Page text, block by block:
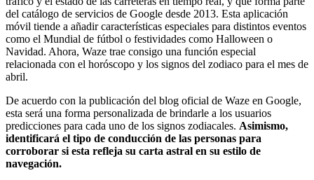
del catálogo de servicios de Google desde 2013. Esta aplicación
móvil tiende a añadir características especiales para distintos eventos
como el Mundial de fútbol o festividades como Halloween o
Navidad. Ahora, Waze trae consigo una función especial
relacionada con el horóscopo y los signos del zodiaco para el mes de
abril.
De acuerdo con la publicación del blog oficial de Waze en Google,
esta será una forma personalizada de brindarle a los usuarios
predicciones para cada uno de los signos zodiacales. Asimismo,
identificará el tipo de conducción de las personas para
corroborar si esta refleja su carta astral en su estilo de
navegación.